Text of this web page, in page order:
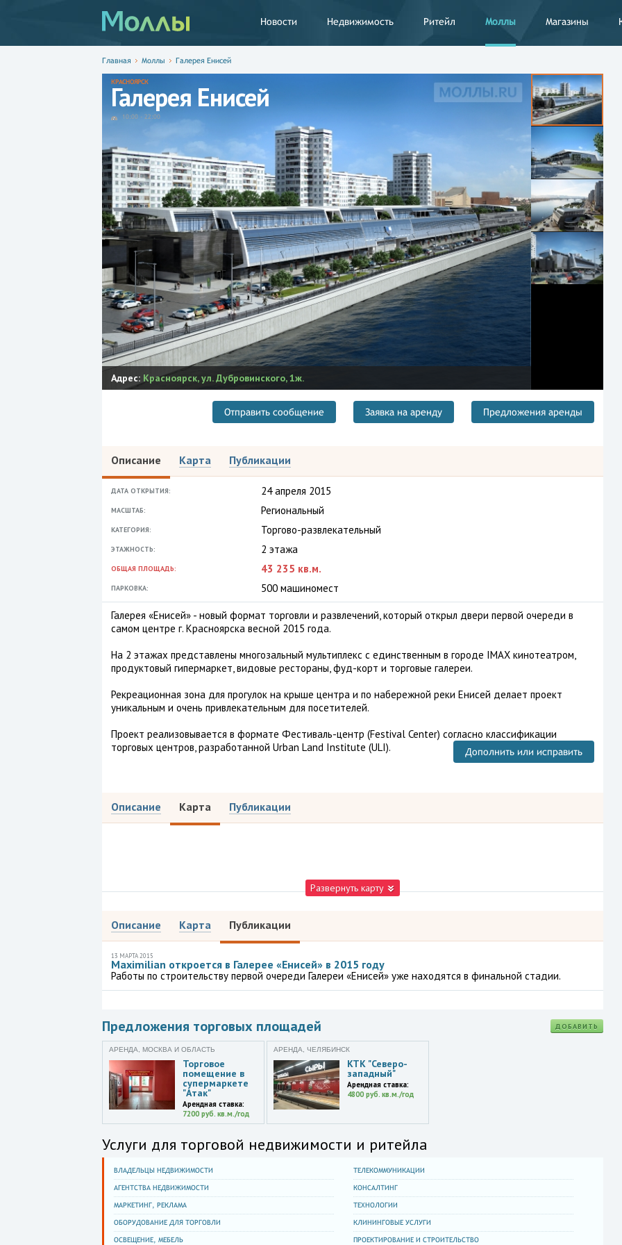
Новости Недвижимость Ритейл Моллы Магазины
Главная Моллы Галерея Енисей
КРАСНОЯРСК
Галерея Енисей
10:00- 22:00
Адрес: Красноярск,ул. Дубровинского, 1ж.
Отправить сообщение Заявка на аренду Предложения аренды
Описание Карта Публикации
ДАТА ОТКРЫТИЯ: 24 апреля 2015
МАСШТАБ: Региональный
КАТЕГОРИЯ: Торгово-развлекательный
ЭТАЖНОСТЬ: 2 этажа
ОБЩАЯ ПЛОЩАДЬ: 43 235 кв.м.
ПАРКОВКА: 500 машиномест
Галерея «Енисей» - новый формат торговли и развлечений, который открыл двери первой очереди в
самом центре г. Красноярска весной 2015 года.
На 2 этажах представлены многозальный мультиплекс с единственным в городе IMAX кинотеатром,
продуктовый гипермаркет, видовые рестораны, фуд-корт и торговые галереи.
Рекреационная зона для прогулок на крыше центра и по набережной реки Енисей делает проект
уникальным и очень привлекательным для посетителей.
Проект реализовывается в формате Фестиваль-центр (Festival Center) согласно классификации
торговых центров, разработанной Urban Land Institute (ULI).
Дополнить или исправить
Описание Карта Публикации
Развернуть карту
Описание Карта Публикации
13 МАРТА 2015
Maximilian откроется в Галерее «Енисей» в 2015 году
Работы по строительству первой очереди Галереи «Енисей» уже находятся в финальной стадии.
ДОБАВИТЬ
Предложения торговых площадей
АРЕНДА, МОСКВА И ОБЛАСТЬ
Торговое
помещение в
супермаркете
"Атак"
Арендная ставка:
7200 руб. кв.м./год
АРЕНДА, ЧЕЛЯБИНСК
КТК "Северо-
западный"
Арендная ставка:
4800 руб. кв.м./год
Услуги для торговой недвижимости и ритейла
ВЛАДЕЛЬЦЫ НЕДВИЖИМОСТИ ТЕЛЕКОММУНИКАЦИИ
АГЕНТСТВА НЕДВИЖИМОСТИ КОНСАЛТИНГ
МАРКЕТИНГ, РЕКЛАМА ТЕХНОЛОГИИ
ОБОРУДОВАНИЕ ДЛЯ ТОРГОВЛИ КЛИНИНГОВЫЕ УСЛУГИ
ОСВЕЩЕНИЕ, МЕБЕЛЬ ПРОЕКТИРОВАНИЕ И СТРОИТЕЛЬСТВО